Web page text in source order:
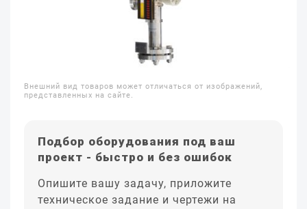
Внешний вид товаров может отличаться от изображений,
представленных на сайте.
Подбор оборудования под ваш
проект - быстро и без ошибок
Опишите вашу задачу, приложите
техническое задание и чертежи на